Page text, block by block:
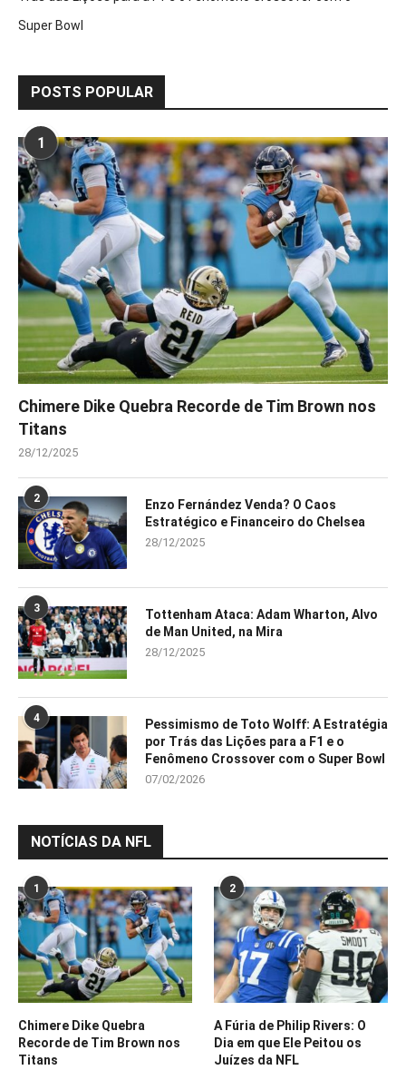
Super Bowl
POSTS POPULAR
1
Chimere Dike Quebra Recorde de Tim Brown nos
Titans
28/12/2025
2
Enzo Fernández Venda? O Caos
Estratégico e Financeiro do Chelsea
28/12/2025
3
Tottenham Ataca: Adam Wharton, Alvo
de Man United, na Mira
28/12/2025
4
Pessimismo de Toto Wolff: A Estratégia
por Trás das Lições para a F1 e o
Fenômeno Crossover com o Super Bowl
07/02/2026
NOTÍCIAS DA NFL
1
Chimere Dike Quebra
Recorde de Tim Brown nos
Titans
2
A Fúria de Philip Rivers: O
Dia em que Ele Peitou os
Juízes da NFL